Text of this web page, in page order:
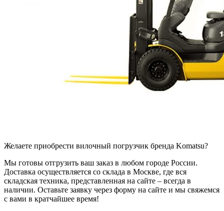
Желаете приобрести вилочный погрузчик бренда Komatsu?
Мы готовы отгрузить ваш заказ в любом городе России.
Доставка осуществляется со склада в Москве, где вся
складская техника, представленная на сайте – всегда в
наличии. Оставьте заявку через форму на сайте и мы свяжемся
с вами в кратчайшее время!